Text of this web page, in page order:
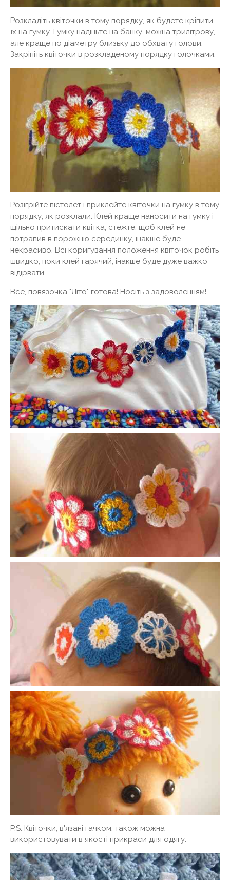
Розкладіть квіточки в тому порядку, як будете кріпити
їх на гумку. Гумку надіньте на банку, можна трилітрову,
але краще по діаметру близьку до обхвату голови.
Закріпіть квіточки в розкладеному порядку голочками.
Розігрійте пістолет і приклейте квіточки на гумку в тому
порядку, як розклали. Клей краще наносити на гумку і
щільно притискати квітка, стежте, щоб клей не
потрапив в порожню серединку, інакше буде
некрасиво. Всі коригування положення квіточок робіть
швидко, поки клей гарячий, інакше буде дуже важко
відірвати.
Все, повязочка "Літо" готова! Носіть з задоволенням!
P.S. Квіточки, в'язані гачком, також можна
використовувати в якості прикраси для одягу.